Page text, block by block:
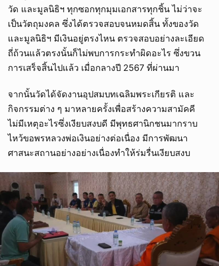
วัด และมูลนิธิฯ ทุกซอกทุกมุมเอกสารทุกชิ้น ไม่ว่าจะ
เป็นวัตถุมงคล ซึ่งได้ตรวจสอบจนหมดสิ้น ทั้งของวัด
และมูลนิธิฯ มีเงินอยู่ตรงไหน ตรวจสอบอย่างละเอียด
ถี่ถ้วนแล้วตรงนั้นก็ไม่พบการกระทำผิดอะไร ซึ่งขวน
การเสร็จสิ้นไปแล้ว เมื่อกลางปี 2567 ที่ผ่านมา
จากนั้นวัดได้จัดงานอุปสมบทเฉลิมพระเกียรติ และ
กิจกรรมต่าง ๆ มาหลายครั้งเพื่อสร้างความสามัคคี
ไม่มีเหตุอะไรซึ่งเงียบสงบดี มีพุทธศานิกชนมากราบ
ไหว้ขอพรหลวงพ่อเงินอย่างต่อเนื่อง มีการพัฒนา
ศาสนะสถานอย่างอย่างเนื่องทำให้ร่มรื่นเงียบสงบ